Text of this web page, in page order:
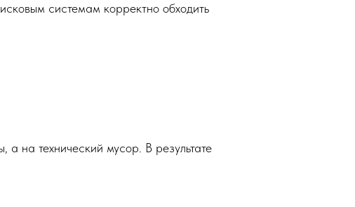
системам корректно обходить
на технический мусор. В результате